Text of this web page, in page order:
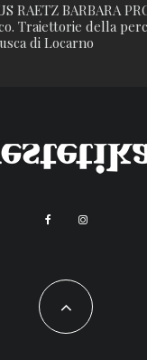
RAETZ BARBARA
Traiettorie della
di Locarno